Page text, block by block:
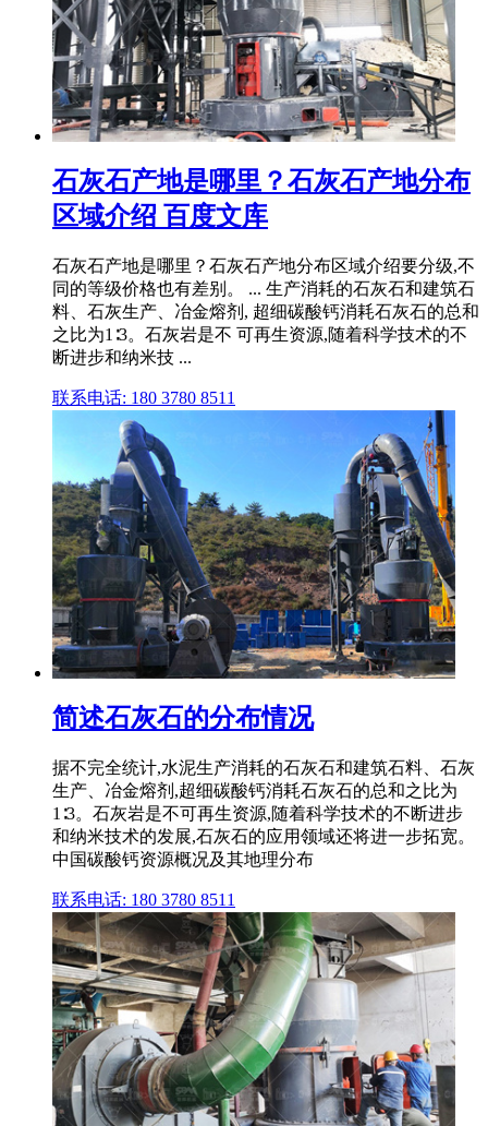
石灰石产地是哪里？石灰石产地分布
区域介绍 百度文库
石灰石产地是哪里？石灰石产地分布区域介绍要分级,不
同的等级价格也有差别。 ... 生产消耗的石灰石和建筑石
料、石灰生产、冶金熔剂, 超细碳酸钙消耗石灰石的总和
之比为1∶3。石灰岩是不 可再生资源,随着科学技术的不
断进步和纳米技 ...
联系电话: 180 3780 8511
简述石灰石的分布情况
据不完全统计,水泥生产消耗的石灰石和建筑石料、石灰
生产、冶金熔剂,超细碳酸钙消耗石灰石的总和之比为
1∶3。石灰岩是不可再生资源,随着科学技术的不断进步
和纳米技术的发展,石灰石的应用领域还将进一步拓宽。
中国碳酸钙资源概况及其地理分布
联系电话: 180 3780 8511